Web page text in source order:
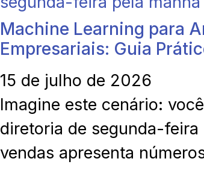
Machine Learning para
Empresariais: Guia
15 de julho de 2026
Imagine este cenário:
diretoria de segunda-
vendas apresenta